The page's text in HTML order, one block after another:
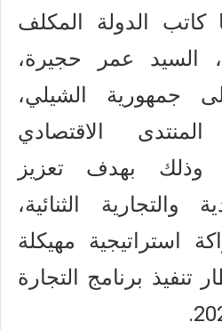
كاتب الدولة المكلف
السيد عمر حجيرة،
جمهورية الشيلي،
الاقتصادي
وذلك بهدف تعزيز
والتجارية الثنائية،
مهيكلة
تنفيذ برنامج التجارة